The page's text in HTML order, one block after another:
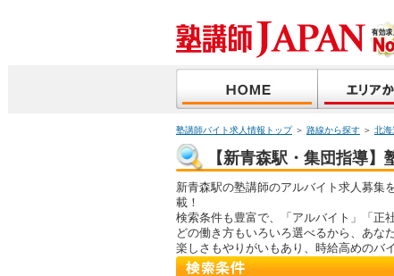
塾講師バイト求人情報トップ＞ 路線から探す ＞ 北海
【新青森駅・集団指導
新青森駅の塾講師のアルバイト求人募集
載！
検索条件も豊富で、「アルバイト」「正
どの働き方もいろいろ選べるから、あな
楽しさもやりがいもあり、時給高めのバ